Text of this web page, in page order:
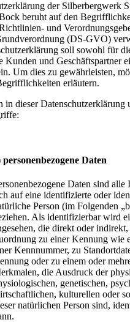
der Silberbergwerk
beruht auf den
und
(DS-GVO)
soll sowohl für
Kunden und Geschäftspartner
Um dies zu gewährleisten,
erläutern.
in dieser Datenschutzerklärung
personenbezogene Daten
Daten sind
auf eine identifizierte oder
Person (im Folgenden
Als identifizierbar wird
die direkt oder
zu einer Kennung wie
Kennnummer, zu
oder zu einem oder
die Ausdruck der
genetischen,
kulturellen oder
natürlichen Person sind,